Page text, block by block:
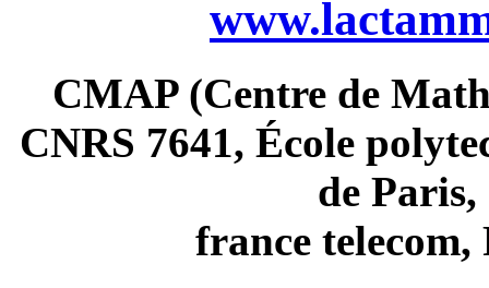
CMAP (Centre de
CNRS 7641, École
de
france telecom,